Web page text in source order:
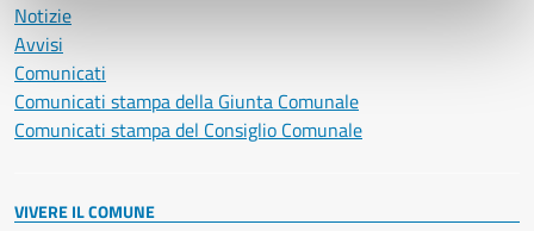
Notizie
Avvisi
Comunicati
Comunicati stampa della Giunta Comunale
Comunicati stampa del Consiglio Comunale
VIVERE IL COMUNE